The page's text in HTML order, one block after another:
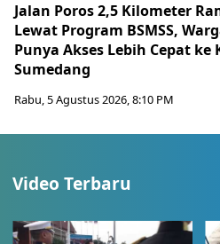
Jalan Poros 2,5 Kilometer
Lewat Program BSMSS,
Punya Akses Lebih Cepat ke
Sumedang
Rabu, 5 Agustus 2026, 8:10 PM
Video Terbaru